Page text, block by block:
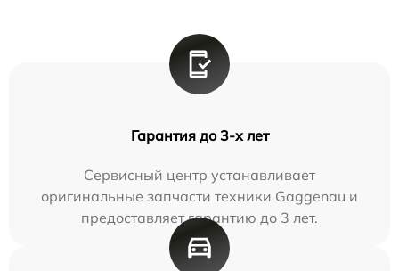
Гарантия до 3-х лет
Сервисный центр устанавливает
оригинальные запчасти техники Gaggenau и
предоставляет гарантию до 3 лет.